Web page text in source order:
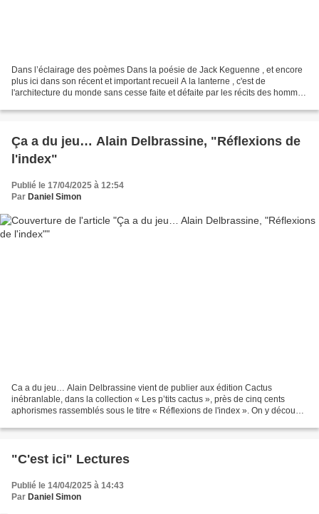
Dans l’éclairage des poèmes Dans la poésie de Jack Keguenne , et encore
plus ici dans son récent et important recueil A la lanterne , c'est de
l'architecture du monde sans cesse faite et défaite par les récits des hommes
Ça a du jeu… Alain Delbrassine, "Réflexions de
l'index"
Publié le 17/04/2025 à 12:54
Par Daniel Simon
Ca a du jeu… Alain Delbrassine vient de publier aux édition Cactus
inébranlable, dans la collection « Les p’tits cactus », près de cinq cents
aphorismes rassemblés sous le titre « Réflexions de l'index ». On y découvre
"C'est ici" Lectures
Publié le 14/04/2025 à 14:43
Par Daniel Simon